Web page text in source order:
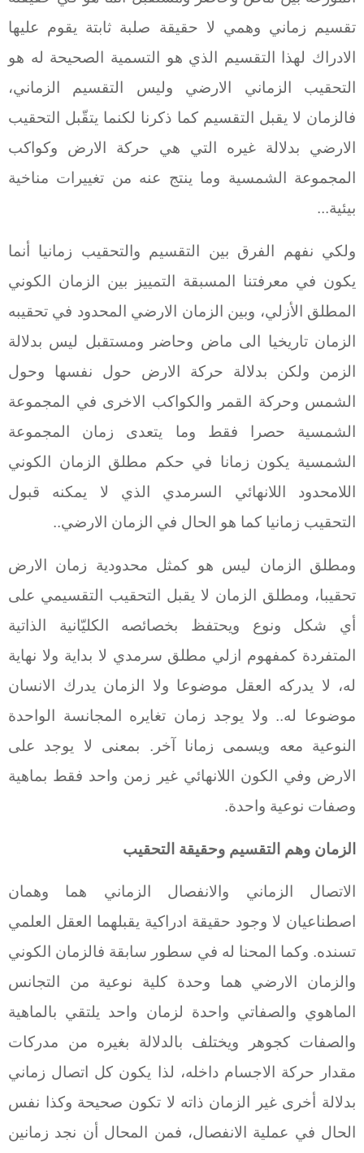
تقسيم زماني وهمي لا حقيقة صلبة ثابتة يقوم عليها
الادراك لهذا التقسيم الذي هو التسمية الصحيحة له هو
التحقيب الزماني الارضي وليس التقسيم الزماني،
فالزمان لا يقبل التقسيم كما ذكرنا لكنما يتقّبل التحقيب
الارضي بدلالة غيره التي هي حركة الارض وكواكب
المجموعة الشمسية وما ينتج عنه من تغييرات مناخية
بيئية...
ولكي نفهم الفرق بين التقسيم والتحقيب زمانيا أنما
يكون في معرفتنا المسبقة التمييز بين الزمان الكوني
المطلق الأزلي، وبين الزمان الارضي المحدود في تحقيبه
الزمان تاريخيا الى ماض وحاضر ومستقبل ليس بدلالة
الزمن ولكن بدلالة حركة الارض حول نفسها وحول
الشمس وحركة القمر والكواكب الاخرى في المجموعة
الشمسية حصرا فقط وما يتعدى زمان المجموعة
الشمسية يكون زمانا في حكم مطلق الزمان الكوني
اللامحدود اللانهائي السرمدي الذي لا يمكنه قبول
التحقيب زمانيا كما هو الحال في الزمان الارضي..
ومطلق الزمان ليس هو كمثل محدودية زمان الارض
تحقيبا، ومطلق الزمان لا يقبل التحقيب التقسيمي على
أي شكل ونوع ويحتفظ بخصائصه الكليّانية الذاتية
المتفردة كمفهوم ازلي مطلق سرمدي لا بداية ولا نهاية
له، لا يدركه العقل موضوعا ولا الزمان يدرك الانسان
موضوعا له.. ولا يوجد زمان تغايره المجانسة الواحدة
النوعية معه ويسمى زمانا آخر. بمعنى لا يوجد على
الارض وفي الكون اللانهائي غير زمن واحد فقط بماهية
وصفات نوعية واحدة.
الزمان وهم التقسيم وحقيقة التحقيب
الاتصال الزماني والانفصال الزماني هما وهمان
اصطناعيان لا وجود حقيقة ادراكية يقبلهما العقل العلمي
تسنده. وكما المحنا له في سطور سابقة فالزمان الكوني
والزمان الارضي هما وحدة كلية نوعية من التجانس
الماهوي والصفاتي واحدة لزمان واحد يلتقي بالماهية
والصفات كجوهر ويختلف بالدلالة بغيره من مدركات
مقدار حركة الاجسام داخله، لذا يكون كل اتصال زماني
بدلالة أخرى غير الزمان ذاته لا تكون صحيحة وكذا نفس
الحال في عملية الانفصال، فمن المحال أن نجد زمانين